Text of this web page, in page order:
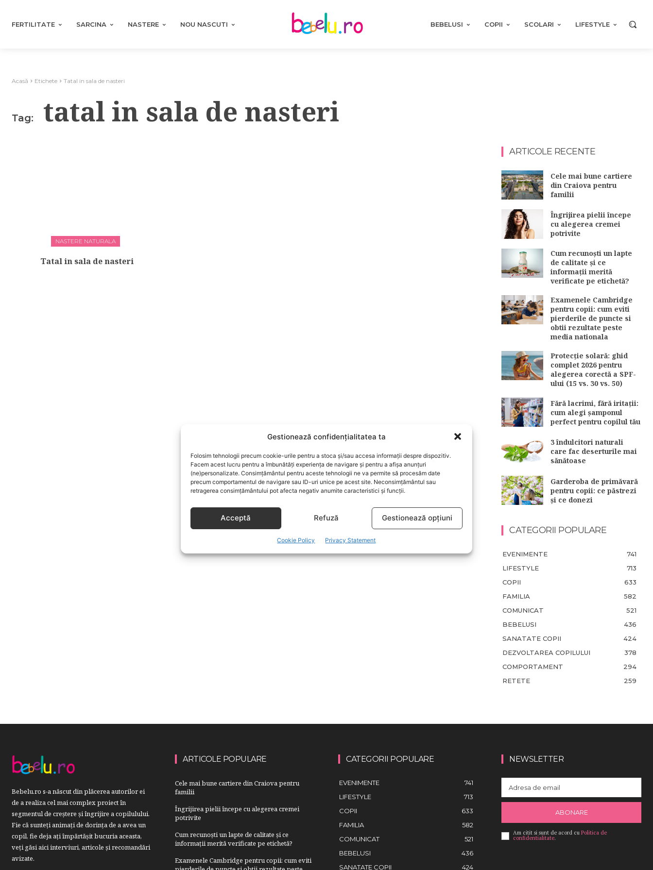
Gestionează confidențialitatea ta
Folosim tehnologii precum cookie-urile pentru a stoca și/sau accesa informații despre dispozitiv.
Facem acest lucru pentru a îmbunătăți experiența de navigare și pentru a afișa anunțuri
(ne)personalizate. Consimțământul pentru aceste tehnologii ne va permite să procesăm date
precum comportamentul de navigare sau ID-uri unice pe acest site. Neconsimțământul sau
retragerea consimțământului pot afecta negativ anumite caracteristici și funcții.
Acceptă Refuză Gestionează opțiuni
Cookie Policy Privacy Statement
FERTILITATE SARCINA NASTERE NOU NASCUTI BEBELUSI COPII SCOLARI LIFESTYLE
Acasă Etichete Tatal in sala de nasteri
Tag: tatal in sala de nasteri
NASTERE NATURALA
Tatal in sala de nasteri
ARTICOLE RECENTE
Cele mai bune cartiere
din Craiova pentru
familii
Îngrijirea pielii începe
cu alegerea cremei
potrivite
Cum recunoști un lapte
de calitate și ce
informații merită
verificate pe etichetă?
Examenele Cambridge
pentru copii: cum eviti
pierderile de puncte si
obtii rezultate peste
media nationala
Protecție solară: ghid
complet 2026 pentru
alegerea corectă a SPF-
ului (15 vs. 30 vs. 50)
Fără lacrimi, fără iritații:
cum alegi șamponul
perfect pentru copilul tău
3 îndulcitori naturali
care fac deserturile mai
sănătoase
Garderoba de primăvară
pentru copii: ce păstrezi
și ce donezi
CATEGORII POPULARE
EVENIMENTE
741
LIFESTYLE
713
COPII
633
FAMILIA
582
COMUNICAT
521
BEBELUSI
436
SANATATE COPII
424
DEZVOLTAREA COPILULUI
378
COMPORTAMENT
294
RETETE
259
Bebelu.ro s-a născut din plăcerea autorilor ei
de a realiza cel mai complex proiect în
segmentul de creştere şi îngrijire a copilulului.
Fie că sunteţi animaţi de dorinţa de a avea un
copil, fie deja aţi împărtăşit bucuria aceasta,
veți găsi aici interviuri, articole şi recomandări
avizate.
ARTICOLE POPULARE
Cele mai bune cartiere din Craiova pentru
familii
Îngrijirea pielii începe cu alegerea cremei
potrivite
Cum recunoști un lapte de calitate și ce
informații merită verificate pe etichetă?
Examenele Cambridge pentru copii: cum eviti
CATEGORII POPULARE
EVENIMENTE
741
LIFESTYLE
713
COPII
633
FAMILIA
582
COMUNICAT
521
BEBELUSI
436
SANATATE COPII
424
NEWSLETTER
ABONARE
Am citit si sunt de acord cu Politica de
confidentialitate.